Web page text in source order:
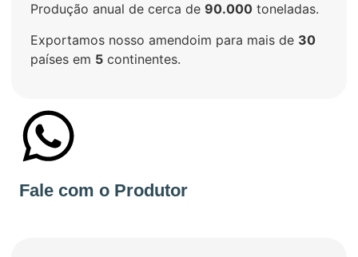
Produção anual de cerca de 90.000 toneladas.
Exportamos nosso amendoim para mais de 30
países em 5 continentes.
Fale com o Produtor